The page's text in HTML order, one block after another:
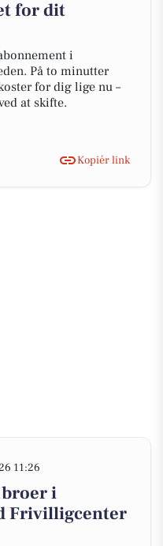
for dit
i
På to minutter
for dig lige nu –
at skifte.
Kopiér link
11:26
i
Frivilligcenter